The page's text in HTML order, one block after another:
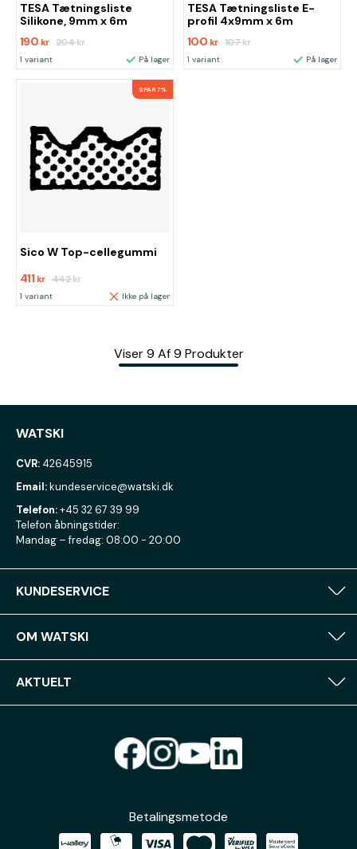
TESA Tætningsliste
Silikone, 9mm x 6m
190 kr 204kr
1 variant På lager
TESA Tætningsliste E-
profil 4x9mm x 6m
100 kr 107kr
1 variant På lager
SPAR 7%
Sico W Top-cellegummi
411 kr 442kr
1 variant Ikke på lager
Viser 9 Af 9 Produkter
WATSKI
CVR: 42645915
Email:kundeservice@watski.dk
Telefon:+45 32 67 39 99
Telefon åbningstider:
Mandag – fredag: 08:00 - 20:00
KUNDESERVICE
OM WATSKI
AKTUELT
Betalingsmetode